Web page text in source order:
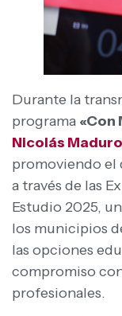
Durante la
programa «Con
Nicolás Maduro
promoviendo el
a través de las
Estudio 2025,
los municipios
las opciones
compromiso
profesionales.